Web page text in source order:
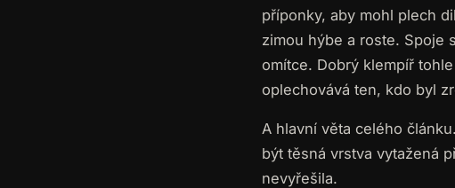
příponky, aby mohl plech
zimou hýbe a roste. Spoje
omítce. Dobrý klempíř
oplechovává ten, kdo byl
A hlavní věta celého
být těsná vrstva vytažená
nevyřešila.